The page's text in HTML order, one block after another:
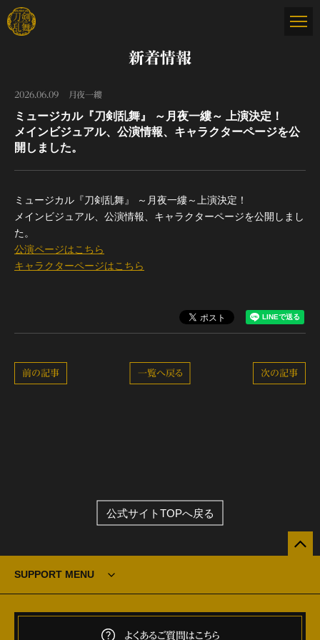
新着情報
2026.06.09 月夜一縷
ミュージカル『刀剣乱舞』 ～月夜一縷～ 上演決定！
メインビジュアル、公演情報、キャラクターページを公
開しました。
ミュージカル『刀剣乱舞』 ～月夜一縷～上演決定！
メインビジュアル、公演情報、キャラクターページを公開しまし
た。
公演ページはこちら
キャラクターページはこちら
次の記事
一覧へ戻る
前の記事
公式サイトTOPへ戻る
SUPPORT MENU
よくあるご質問はこちら